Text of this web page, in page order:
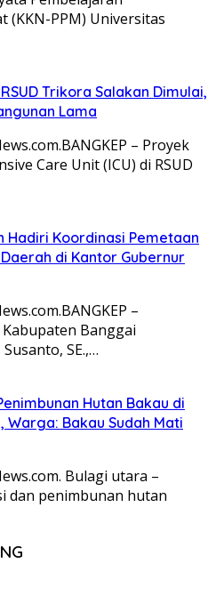
(KKN-PPM) Universitas
Trikora Salakan Dimulai,
Lama
– Proyek
Care Unit (ICU) di RSUD
Hadiri Koordinasi Pemetaan
di Kantor Gubernur
–
Banggai
SE.,…
Hutan Bakau di
Bakau Sudah Mati
Bulagi utara –
dan penimbunan hutan